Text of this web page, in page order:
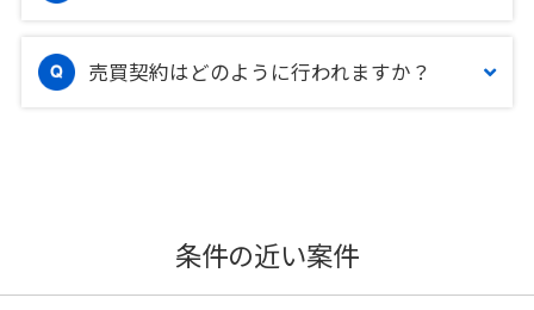
売買契約はどのように行われますか？
条件の近い案件